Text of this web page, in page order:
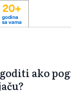
20+
godina
sa vama
ako